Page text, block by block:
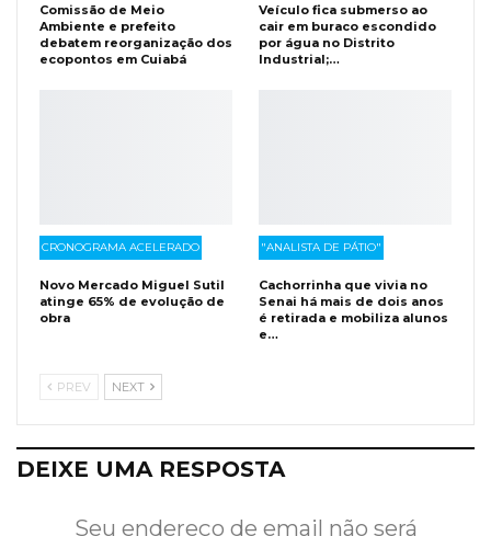
Comissão de Meio
Ambiente e prefeito
debatem reorganização dos
ecopontos em Cuiabá
Veículo fica submerso ao
cair em buraco escondido
por água no Distrito
Industrial;…
CRONOGRAMA ACELERADO
Novo Mercado Miguel Sutil
atinge 65% de evolução de
obra
"ANALISTA DE PÁTIO"
Cachorrinha que vivia no
Senai há mais de dois anos
é retirada e mobiliza alunos
e…
PREV NEXT
DEIXE UMA RESPOSTA
Seu endereço de email não será